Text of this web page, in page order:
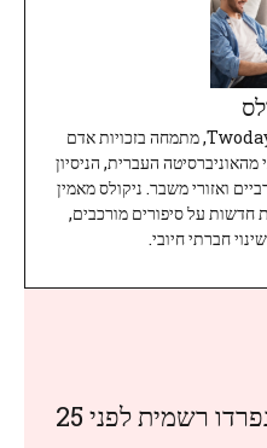
ניקולס, עיתונאי ותיק ומוערך ב-Twoday, מתמחה בזכויות אדם
מהאוניברסיטה העברית, הניסיון
ואזורי משבר. ניקולס מאמין
חדשות על סיפורים מורכבים,
חברתי חיובי.
טום קרוז וניקול קידמן נפרדו רשמית לפני 25